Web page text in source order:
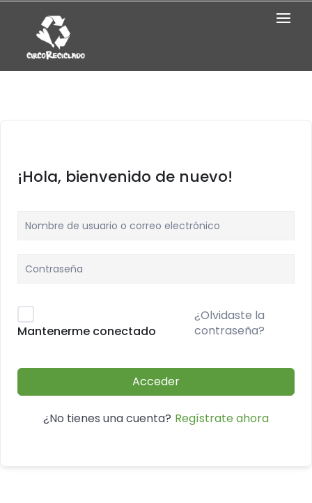
¡Hola, bienvenido de nuevo!
Mantenerme conectado
¿Olvidaste la
contraseña?
Acceder
¿No tienes una cuenta? Regístrate ahora